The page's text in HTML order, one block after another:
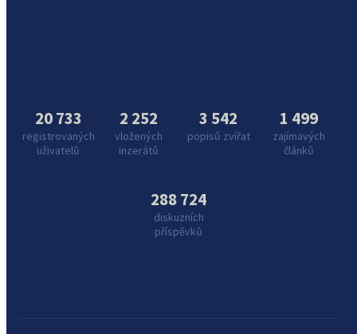
20 733
registrovaných
uživatelů
2 252
vložených
inzerátů
3 542
popisů zvířat
1 499
zajímavých
článků
288 724
diskuzních
příspěvků